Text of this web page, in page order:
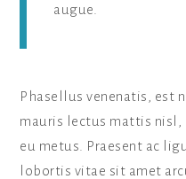
augue.
Phasellus venenatis, est
mauris lectus mattis
eu metus. Praesent ac
lobortis vitae sit amet